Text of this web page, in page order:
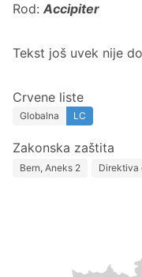
Rod: Accipiter
Tekst još uvek nije
Crvene liste
Globalna LC
Zakonska zaštita
Bern, Aneks 2 Direktiva